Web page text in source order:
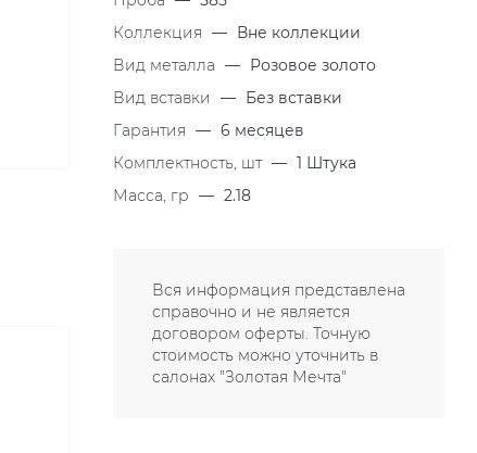
Коллекция — Вне коллекции
Вид металла — Розовое золото
Вид вставки
— Без вставки
Гарантия — 6 месяцев
Комплектность, шт — 1 Штука
Масса, гр — 2.18
Вся информация представлена
справочно и не является
договором оферты. Точную
стоимость можно уточнить в
салонах "Золотая Мечта"